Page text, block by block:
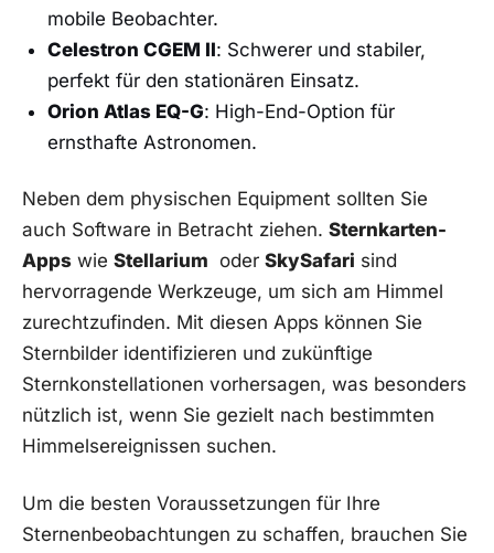
mobile ⁣Beobachter.
Celestron CGEM ‌II: Schwerer und stabiler,
perfekt für den stationären Einsatz.
Orion Atlas EQ-G: High-End-Option für
ernsthafte‍ Astronomen.
Neben dem physischen Equipment sollten Sie
auch Software in⁣ Betracht‍ ziehen. Sternkarten-
Apps wie Stellarium ⁣ oder SkySafari sind​
hervorragende‍ Werkzeuge, um sich am⁢ Himmel
zurechtzufinden. Mit diesen Apps können Sie ​
Sternbilder ​identifizieren und zukünftige
Sternkonstellationen vorhersagen, was besonders
nützlich ist,⁢ wenn Sie ⁢gezielt nach bestimmten
Himmelsereignissen ​suchen.
Um‌ die besten Voraussetzungen ‍für Ihre
Sternenbeobachtungen zu ⁣schaffen, brauchen ⁤Sie